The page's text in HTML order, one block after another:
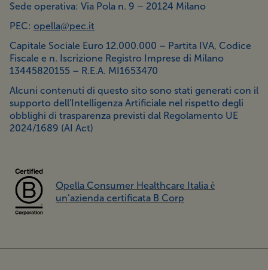
Sede operativa: Via Pola n. 9 – 20124 Milano
PEC: opella@pec.it
Capitale Sociale Euro 12.000.000 – Partita IVA, Codice
Fiscale e n. Iscrizione Registro Imprese di Milano
13445820155 – R.E.A. MI1653470
Alcuni contenuti di questo sito sono stati generati con il
supporto dell'Intelligenza Artificiale nel rispetto degli
obblighi di trasparenza previsti dal Regolamento UE
2024/1689 (AI Act)
Opella Consumer Healthcare Italia è
un’azienda certificata B Corp